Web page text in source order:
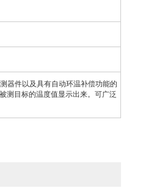
器件以及具有自动环温补偿功能的
测目标的温度值显示出来。可广泛